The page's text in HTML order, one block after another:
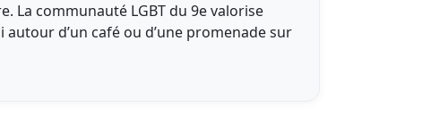
La communauté LGBT du 9e valorise
d’un café ou d’une promenade sur